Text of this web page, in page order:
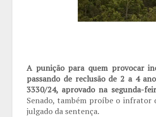
A punição para quem provocar
passando de reclusão de 2 a 4
3330/24, aprovado na segunda-
Senado, também proíbe o
julgado da sentença.